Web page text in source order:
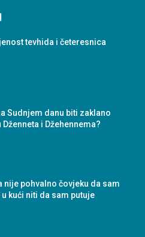
tevhida i četeresnica
Sudnjem danu biti zaklano
i Džehennema?
nije pohvalno čovjeku da sam
kući niti da sam putuje